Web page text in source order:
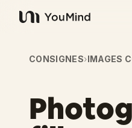
YouMind
CONSIGNES›IMAGES